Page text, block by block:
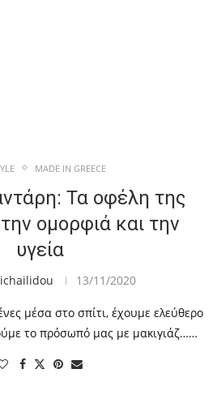
MADE IN GREECE
Τα οφέλη της
ομορφιά και την
υγεία
13/11/2020
μέσα στο σπίτι, έχουμε ελεύθερο
το πρόσωπό μας με μακιγιάζ……